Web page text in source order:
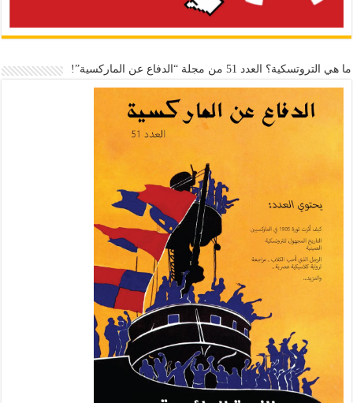
ما هي التروتسكية؟ العدد 51 من مجلة “الدفاع عن الماركسية”!